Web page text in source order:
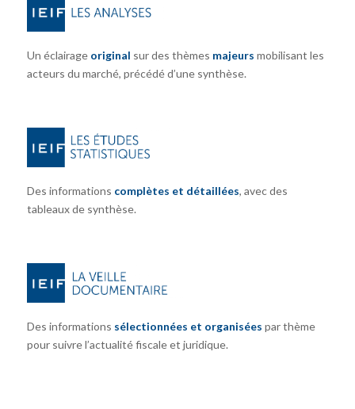
Un éclairage original sur des thèmes majeurs mobilisant les
acteurs du marché, précédé d’une synthèse.
Des informations complètes et détaillées, avec des
tableaux de synthèse.
Des informations sélectionnées et organisées par thème
pour suivre l’actualité fiscale et juridique.